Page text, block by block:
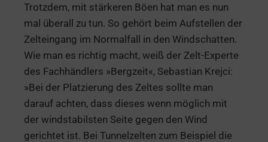
Trotzdem, mit stärkeren Böen hat man es nun
mal überall zu tun. So gehört beim Aufstellen der
Zelteingang im Normalfall in den Windschatten.
Wie man es richtig macht, weiß der Zelt-Experte
des Fachhändlers »Bergzeit«, Sebastian Krejci:
»Bei der Platzierung des Zeltes sollte man
darauf achten, dass dieses wenn möglich mit
der windstabilsten Seite gegen den Wind
gerichtet ist. Bei Tunnelzelten zum Beispiel die